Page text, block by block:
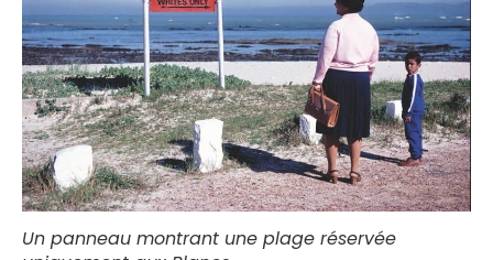
Un panneau montrant une plage réservée